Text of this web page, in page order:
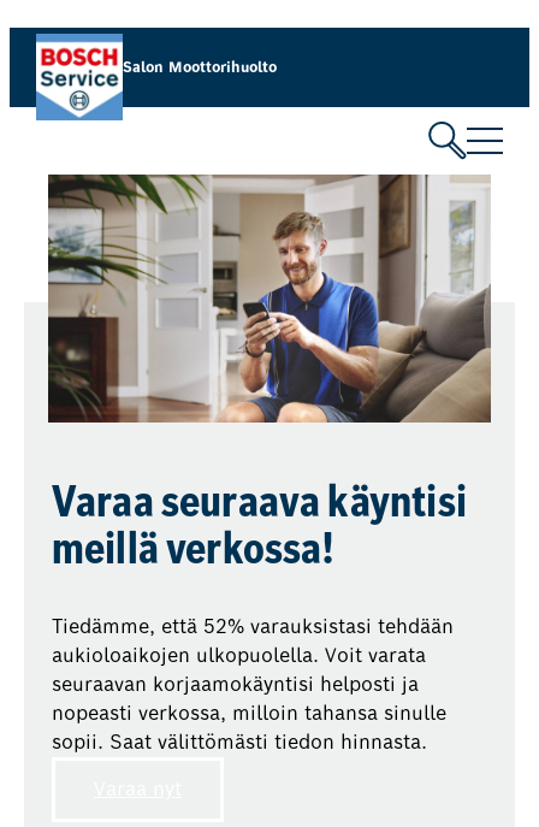
Salon Moottorihuolto
Varaa seuraava käyntisi
meillä verkossa!
Tiedämme, että 52% varauksistasi tehdään
aukioloaikojen ulkopuolella. Voit varata
seuraavan korjaamokäyntisi helposti ja
nopeasti verkossa, milloin tahansa sinulle
sopii. Saat välittömästi tiedon hinnasta.